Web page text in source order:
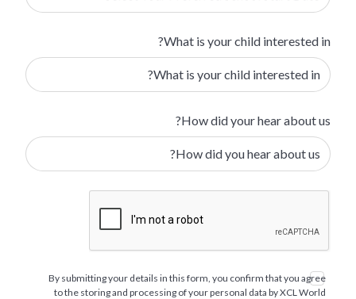
What is your child interested in?
How did your hear about us?
By submitting your details in this form, you confirm that you agree
to the storing and processing of your personal data by XCL World